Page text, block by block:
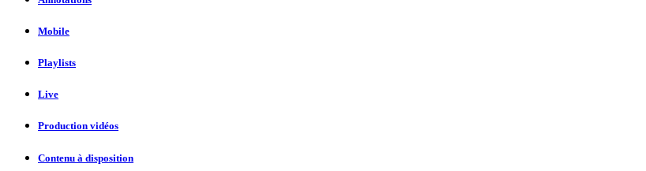
Mobile
Playlists
Live
Production vidéos
Contenu à disposition